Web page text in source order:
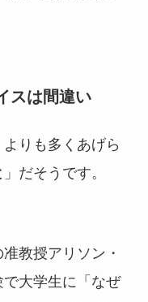
スは間違い
りも多くあげら
」だそうです。
教授アリソン・
大学生に「なぜ